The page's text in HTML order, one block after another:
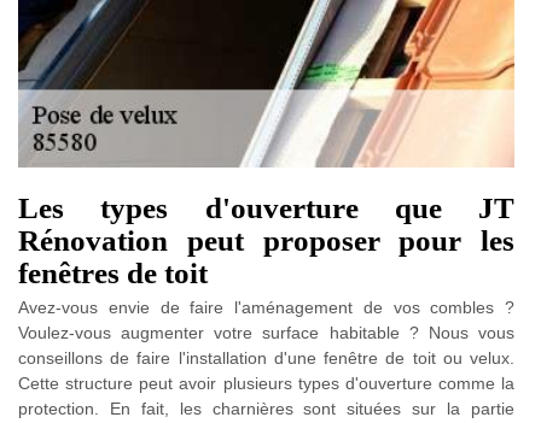
Les types d'ouverture que JT
Rénovation peut proposer pour les
fenêtres de toit
Avez-vous envie de faire l'aménagement de vos combles ?
Voulez-vous augmenter votre surface habitable ? Nous vous
conseillons de faire l'installation d'une fenêtre de toit ou velux.
Cette structure peut avoir plusieurs types d'ouverture comme la
protection. En fait, les charnières sont situées sur la partie